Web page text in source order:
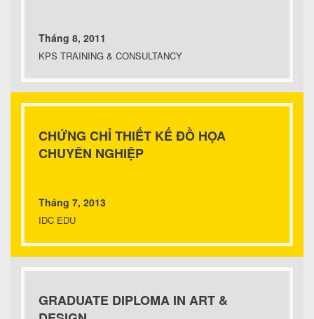
Tháng 8, 2011
KPS TRAINING & CONSULTANCY
CHỨNG CHỈ THIẾT KẾ ĐỒ HỌA
CHUYÊN NGHIỆP
Tháng 7, 2013
IDC EDU
GRADUATE DIPLOMA IN ART &